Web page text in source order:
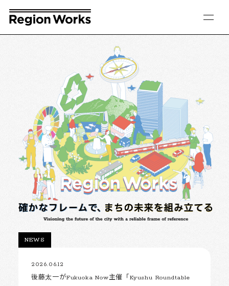
NEWS
2026.06.12
後藤太一がFukuoka Now主催「Kyushu Roundtable